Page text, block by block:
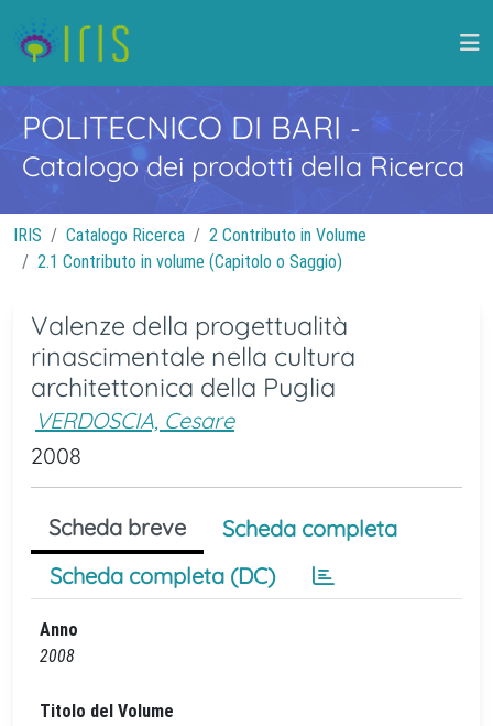
POLITECNICO DI BARI -
Catalogo dei prodotti della Ricerca
IRIS Catalogo Ricerca
2 Contributo in Volume
2.1 Contributo in volume (Capitolo o Saggio)
Valenze della progettualità
rinascimentale nella cultura
architettonica della Puglia
VERDOSCIA, Cesare
2008
Scheda breve
Scheda completa
Scheda completa (DC)
Anno
2008
Titolo del Volume